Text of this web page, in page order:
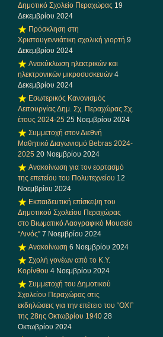
Δημοτικό Σχολείο Περαχώρας 19
Δεκεμβρίου 2024
Πρόσκληση στη
Χριστουγεννιάτικη σχολική γιορτή 9
Δεκεμβρίου 2024
Ανακύκλωση ηλεκτρικών και
ηλεκτρονικών μικροσυσκευών 4
Δεκεμβρίου 2024
Εσωτερικός Κανονισμός
Λειτουργίας Δημ. Σχ. Περαχώρας Σχ.
έτους 2024-25 25 Νοεμβρίου 2024
Συμμετοχή στον Διεθνή
Μαθητικό Διαγωνισμό Bebras 2024-
2025 20 Νοεμβρίου 2024
Ανακοίνωση για τον εορτασμό
της επετείου του Πολυτεχνείου 12
Νοεμβρίου 2024
Εκπαιδευτική επίσκεψη του
Δημοτικού Σχολείου Περαχώρας
στο Βιωματικό Λαογραφικό Μουσείο
“Λινός” 7 Νοεμβρίου 2024
Ανακοίνωση 6 Νοεμβρίου 2024
Σχολή γονέων από το Κ.Υ.
Κορίνθου 4 Νοεμβρίου 2024
Συμμετοχή του Δημοτικού
Σχολείου Περαχώρας στις
εκδηλώσεις για την επέτειο του “ΟΧΙ”
της 28ης Οκτωβρίου 1940 28
Οκτωβρίου 2024